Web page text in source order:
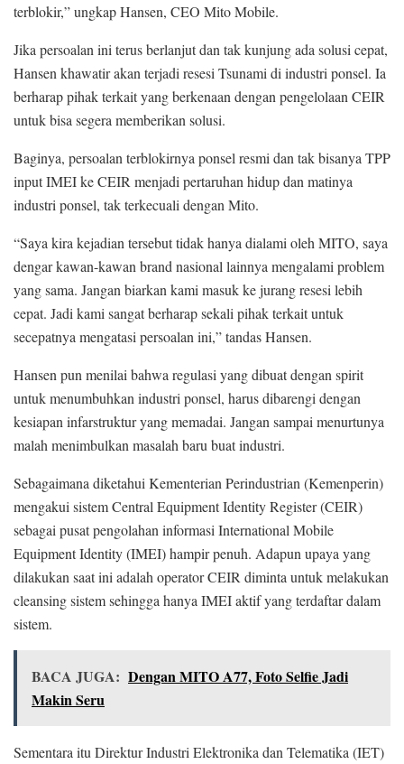
terblokir,” ungkap Hansen, CEO Mito Mobile.
Jika persoalan ini terus berlanjut dan tak kunjung ada solusi cepat,
Hansen khawatir akan terjadi resesi Tsunami di industri ponsel. Ia
berharap pihak terkait yang berkenaan dengan pengelolaan CEIR
untuk bisa segera memberikan solusi.
Baginya, persoalan terblokirnya ponsel resmi dan tak bisanya TPP
input IMEI ke CEIR menjadi pertaruhan hidup dan matinya
industri ponsel, tak terkecuali dengan Mito.
“Saya kira kejadian tersebut tidak hanya dialami oleh MITO, saya
dengar kawan-kawan brand nasional lainnya mengalami problem
yang sama. Jangan biarkan kami masuk ke jurang resesi lebih
cepat. Jadi kami sangat berharap sekali pihak terkait untuk
secepatnya mengatasi persoalan ini,” tandas Hansen.
Hansen pun menilai bahwa regulasi yang dibuat dengan spirit
untuk menumbuhkan industri ponsel, harus dibarengi dengan
kesiapan infarstruktur yang memadai. Jangan sampai menurtunya
malah menimbulkan masalah baru buat industri.
Sebagaimana diketahui Kementerian Perindustrian (Kemenperin)
mengakui sistem Central Equipment Identity Register (CEIR)
sebagai pusat pengolahan informasi International Mobile
Equipment Identity (IMEI) hampir penuh. Adapun upaya yang
dilakukan saat ini adalah operator CEIR diminta untuk melakukan
cleansing sistem sehingga hanya IMEI aktif yang terdaftar dalam
sistem.
BACA JUGA: Dengan MITO A77, Foto Selfie Jadi
Makin Seru
Sementara itu Direktur Industri Elektronika dan Telematika (IET)